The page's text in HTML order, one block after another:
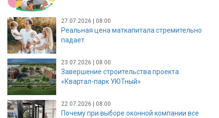
27.07.2026 | 08:00
Реальная цена маткапитала стремительно
падает
23.07.2026 | 08:00
Завершение строительства проекта
«Квартал-парк УЮТный»
22.07.2026 | 08:00
Почему при выборе оконной компании все